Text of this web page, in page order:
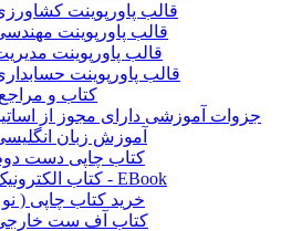
قالب پاورپوینت
قالب پاورپوینت
قالب پاورپوینت
قالب پاورپوینت
کتاب و
جزوات آموزشی دارای مجوز از
آموزش زبان
کتاب چاپی دست
کتاب الکترونیک - EBook
خرید کتاب چاپی (
کتاب آف ست